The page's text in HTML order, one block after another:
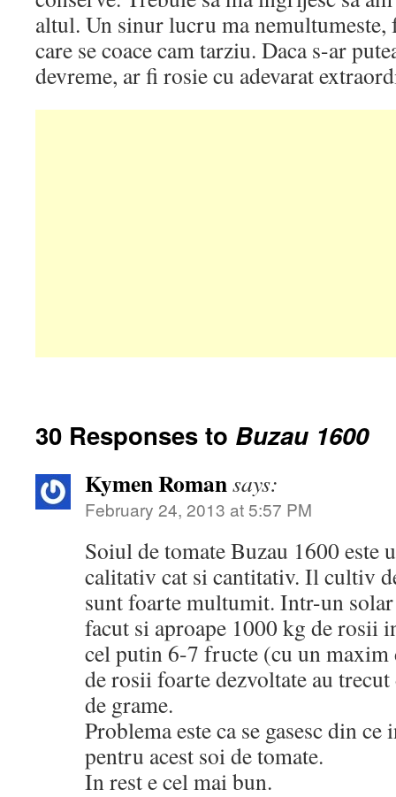
altul. Un sinur lucru ma nemultumeste,
care se coace cam tarziu. Daca s-ar
devreme, ar fi rosie cu adevarat
30 Responses to Buzau 1600
Kymen Romansays:
February 24, 2013 at 5:57 PM
Soiul de tomate Buzau 1600 este
calitativ cat si cantitativ. Il cultiv
sunt foarte multumit. Intr-un
facut si aproape 1000 kg de rosii
cel putin 6-7 fructe (cu un maxim
de rosii foarte dezvoltate au
de grame.
Problema este ca se gasesc din
pentru acest soi de tomate.
In rest e cel mai bun.